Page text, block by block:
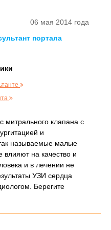
06 мая 2014 года
портала
митрального клапана с
и
называемые малые
на качество и
и в лечении не
УЗИ сердца
Берегите